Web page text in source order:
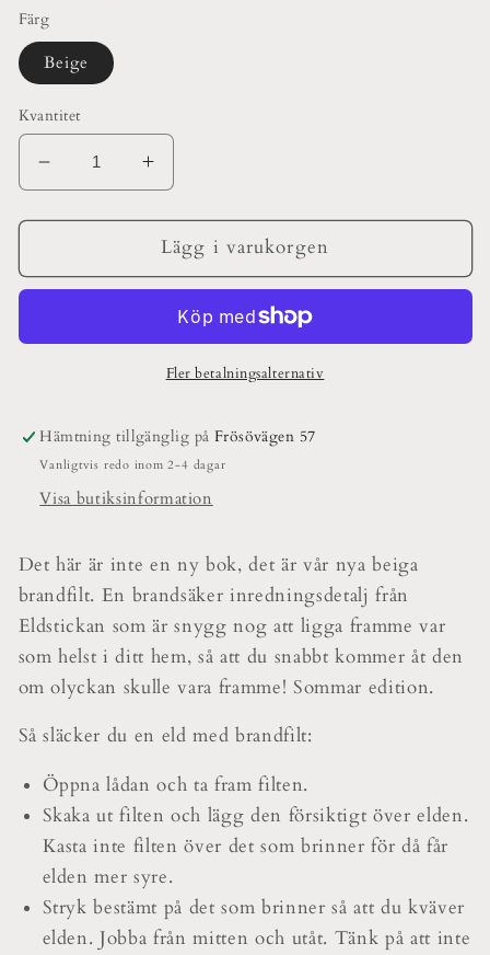
Färg
Beige
Kvantitet
Minska
kvantitet
för
Beige
Öka
kvantitet
för
Eldstickan
Beige
Lägg i varukorgen
Fler betalningsalternativ
Hämtning tillgänglig på Frösövägen 57
Vanligtvis redo inom 2-4 dagar
Visa butiksinformation
Det här är inte en ny bok, det är vår nya beiga
brandfilt. En brandsäker inredningsdetalj från
Eldstickan som är snygg nog att ligga framme var
som helst i ditt hem, så att du snabbt kommer åt den
om olyckan skulle vara framme! Sommar edition.
Så släcker du en eld med brandfilt:
Öppna lådan och ta fram filten.
Skaka ut filten och lägg den försiktigt över elden.
Kasta inte filten över det som brinner för då får
elden mer syre.
Stryk bestämt på det som brinner så att du kväver
elden. Jobba från mitten och utåt. Tänk på att inte